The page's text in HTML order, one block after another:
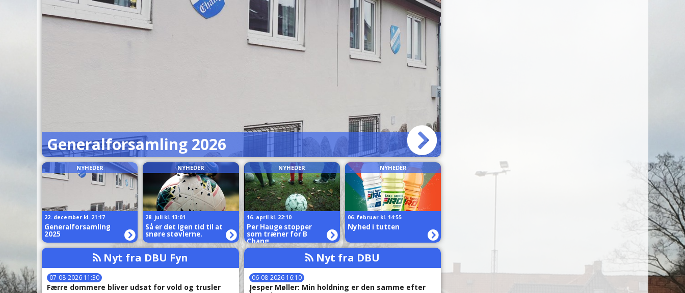
Generalforsamling 2026
NYHEDER
22. december kl. 21:17
Generalforsamling
2025
NYHEDER
28. juli kl. 13:01
Så er det igen tid til at
snøre støvlerne.
NYHEDER
16. april kl. 22:10
Per Hauge stopper
som træner for B
Chang
NYHEDER
06. februar kl. 14:55
Nyhed i tutten
Nyt fra DBU Fyn
07-08-2026 11:30
Færre dommere bliver udsat for vold og trusler
Nyt fra DBU
06-08-2026 16:10
Jesper Møller: Min holdning er den samme efter